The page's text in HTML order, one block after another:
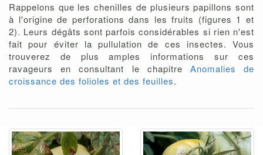
Rappelons que les chenilles de plusieurs papillons sont
à l'origine de perforations dans les fruits (figures 1 et
2). Leurs dégâts sont parfois considérables si rien n'est
fait pour éviter la pullulation de ces insectes. Vous
trouverez de plus amples informations sur ces
ravageurs en consultant le chapitre Anomalies de
croissance des folioles et des feuilles.